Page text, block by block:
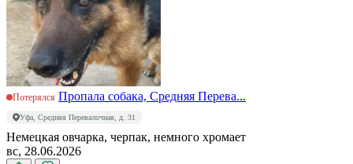
Потерялся Пропала собака, Средняя Перева...
Уфа, Средняя Перевалочная, д. 31
Немецкая овчарка, черпак, немного хромает
вс, 28.06.2026